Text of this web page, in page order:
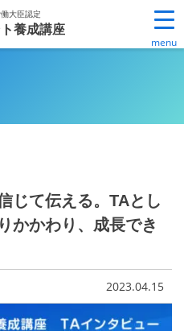
menu
養成講座
大臣認定
じて伝える。TAとし
かかわり、成長でき
2023.04.15